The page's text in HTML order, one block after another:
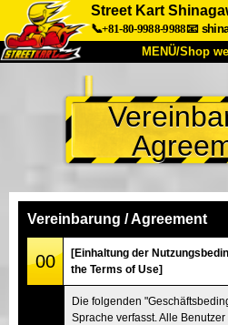
Street Kart
📞+81-80-9988-9988📧
MENÜ/Shop
Über uns
Anfahrt
Shop
Tokio Akihabara#2
Tokio Shibuya Annex
Vereinbarung / Agreement
00
[Einhaltung der
the Terms of Use]
Die folgenden
Sprache verfasst. Alle